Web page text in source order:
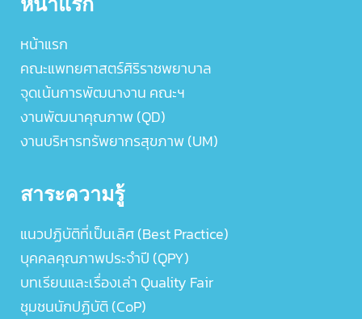
หน้าแรก
คณะแพทยศาสตร์ศิริราชพยาบาล
จุดเน้นการพัฒนางาน คณะฯ
งานพัฒนาคุณภาพ (QD)
งานบริหารทรัพยากรสุขภาพ (UM)
สาระความรู้
แนวปฏิบัติที่เป็นเลิศ (Best Practice)
บุคคลคุณภาพประจำปี (QPY)
บทเรียนและเรื่องเล่า Quality Fair
ชุมชนนักปฏิบัติ (CoP)